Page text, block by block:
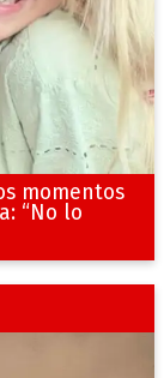
momentos
“No lo